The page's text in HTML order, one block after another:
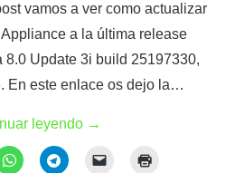
vamos a ver como actualizar
a la última release
8.0 Update 3i build 25197330,
En este enlace os dejo la…
leyendo →